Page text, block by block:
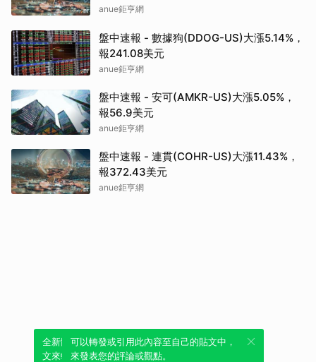
anue鉅亨網
盤中速報 - 數據狗(DDOG-US)大漲5.14%，
報241.08美元
anue鉅亨網
盤中速報 - 安可(AMKR-US)大漲5.05%，
報56.9美元
anue鉅亨網
盤中速報 - 連貫(COHR-US)大漲11.43%，
報372.43美元
anue鉅亨網
全新體驗！一鍵引用此內容，透過發布貼
文來輕鬆表達個人立場。
可以轉發或引用此內容至自己的貼文中，
來發表您的評論或觀點。